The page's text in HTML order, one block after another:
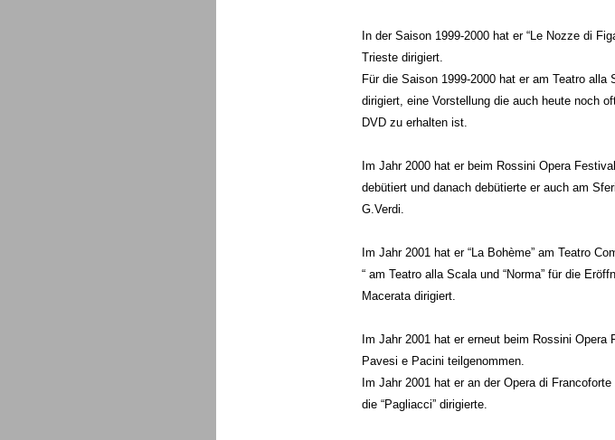
In der Saison 1999-2000 hat er “Le Nozze di
Trieste dirigiert.
Für die Saison 1999-2000 hat er am Teatro alla
dirigiert, eine Vorstellung die auch heute noch
DVD zu erhalten ist.
Im Jahr 2000 hat er beim Rossini Opera
debütiert und danach debütierte er auch am
G.Verdi.
Im Jahr 2001 hat er “La Bohème” am Teatro
“ am Teatro alla Scala und “Norma” für die
Macerata dirigiert.
Im Jahr 2001 hat er erneut beim Rossini
Pavesi e Pacini teilgenommen.
Im Jahr 2001 hat er an der Opera di
die “Pagliacci” dirigierte.